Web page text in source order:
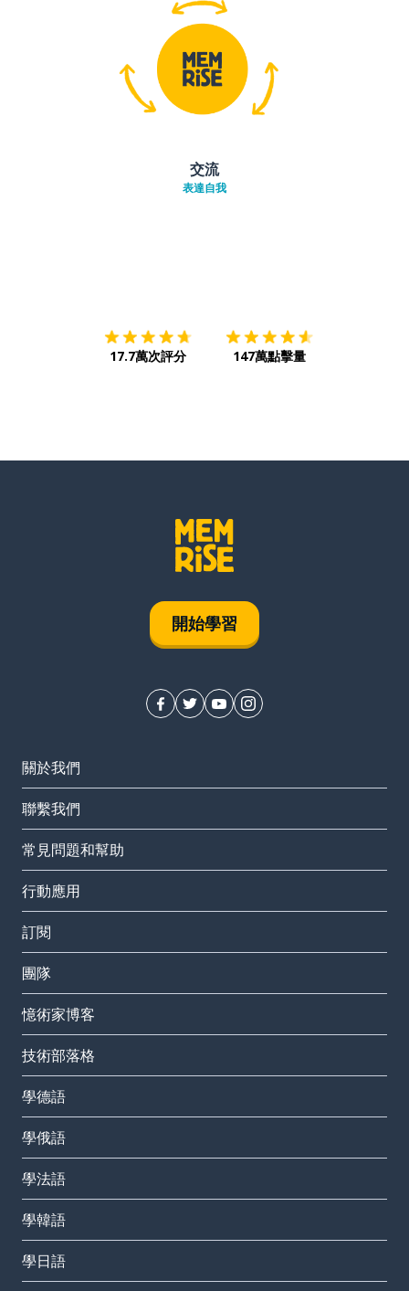
交流
表達自我
17.7萬次評分 147萬點擊量
開始學習
關於我們
聯繫我們
常見問題和幫助
行動應用
訂閱
團隊
憶術家博客
技術部落格
學德語
學俄語
學法語
學韓語
學日語